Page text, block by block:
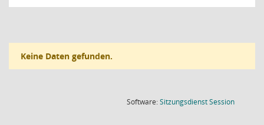
Keine Daten gefunden.
Software:SitzungsdienstSession(Wird in